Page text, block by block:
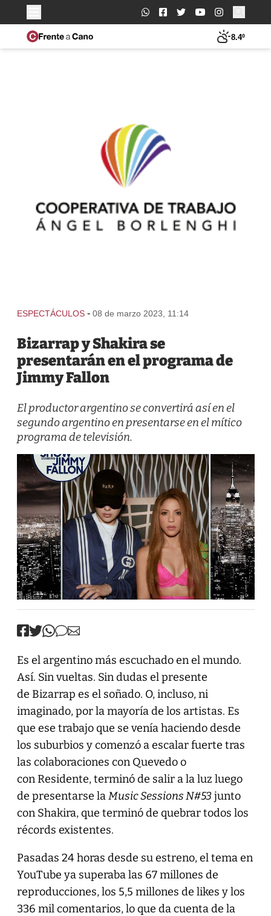
Buscar:
8.4º
ESPECTÁCULOS - 08 de marzo 2023, 11:14
Bizarrap y Shakira se
presentarán en el programa de
Jimmy Fallon
El productor argentino se convertirá así en el
segundo argentino en presentarse en el mítico
programa de televisión.
Es el argentino más escuchado en el mundo.
Así. Sin vueltas. Sin dudas el presente
de Bizarrap es el soñado. O, incluso, ni
imaginado, por la mayoría de los artistas. Es
que ese trabajo que se venía haciendo desde
los suburbios y comenzó a escalar fuerte tras
las colaboraciones con Quevedo o
con Residente, terminó de salir a la luz luego
de presentarse laMusic Sessions N#53junto
con Shakira, que terminó de quebrar todos los
récords existentes.
Pasadas 24 horas desde su estreno, el tema en
YouTube ya superaba las 67 millones de
reproducciones, los 5,5 millones de likes y los
336 mil comentarios, lo que da cuenta de la